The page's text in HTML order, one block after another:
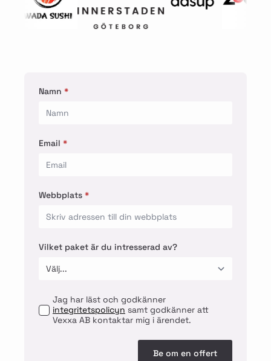
Namn *
Email *
Webbplats *
Vilket paket är du intresserad av?
Jag har läst och godkänner
integritetspolicyn
Vexxa AB kontaktar mig i ärendet.
Be om en offert